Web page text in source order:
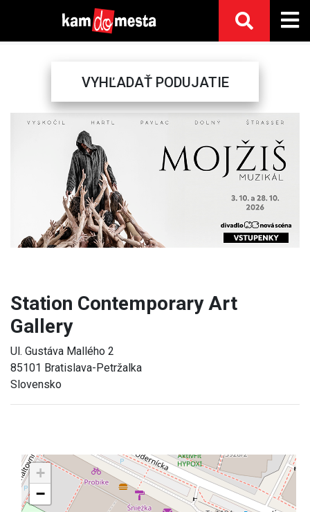
VYHĽADAŤ PODUJATIE
Previous
Station Contemporary Art
Gallery
Ul. Gustáva Mallého 2
85101 Bratislava-Petržalka
Slovensko
+
−